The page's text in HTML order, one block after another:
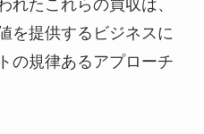
れたこれらの買収は、
を提供するビジネスに
の規律あるアプローチ